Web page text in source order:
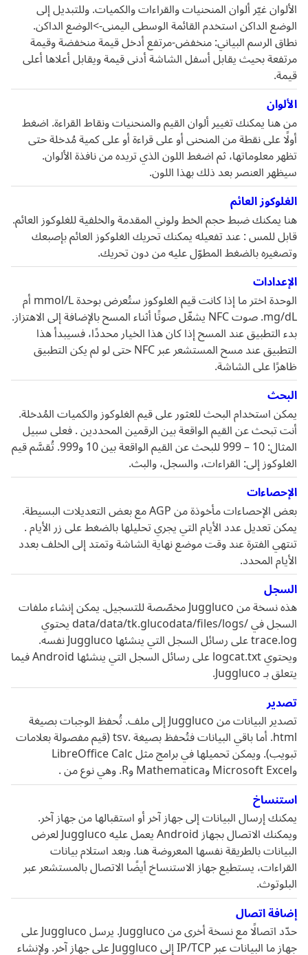
الألوان غيّر ألوان المنحنيات والقراءات والكميات. وللتبديل إلى
الوضع الداكن استخدم القائمة الوسطى اليمنى->الوضع الداكن.
نطاق الرسم البياني: منخفض-مرتفع أدخل قيمة منخفضة وقيمة
مرتفعة بحيث يقابل أسفل الشاشة أدنى قيمة ويقابل أعلاها أعلى
قيمة.
الألوان
من هنا يمكنك تغيير ألوان القيم والمنحنيات ونقاط القراءة. اضغط
أولًا على نقطة من المنحنى أو على قراءة أو على كمية مُدخلة حتى
تظهر معلوماتها، ثم اضغط اللون الذي تريده من نافذة الألوان.
سيظهر العنصر بعد ذلك بهذا اللون.
الغلوكوز العائم
هنا يمكنك ضبط حجم الخط ولوني المقدمة والخلفية للغلوكوز العائم.
قابل للمس : عند تفعيله يمكنك تحريك الغلوكوز العائم بإصبعك
وتصغيره بالضغط المطوّل عليه من دون تحريك.
الإعدادات
الوحدة اختر ما إذا كانت قيم الغلوكوز ستُعرض بوحدة mmol/L أم
mg/dL. صوت NFC يشغّل صوتًا أثناء المسح بالإضافة إلى الاهتزاز.
بدء التطبيق عند المسح إذا كان هذا الخيار محددًا، فسيبدأ هذا
التطبيق عند مسح المستشعر عبر NFC حتى لو لم يكن التطبيق
ظاهرًا على الشاشة.
البحث
يمكن استخدام البحث للعثور على قيم الغلوكوز والكميات المُدخلة.
أنت تبحث عن القيم الواقعة بين الرقمين المحددين . فعلى سبيل
المثال: 10 – 999 للبحث عن القيم الواقعة بين 10 و999. تُقسَّم قيم
الغلوكوز إلى: القراءات، والسجل، والبث.
الإحصاءات
بعض الإحصاءات مأخوذة من AGP مع بعض التعديلات البسيطة.
يمكن تعديل عدد الأيام التي يجري تحليلها بالضغط على زر الأيام .
تنتهي الفترة عند وقت موضع نهاية الشاشة وتمتد إلى الخلف بعدد
الأيام المحدد.
السجل
هذه نسخة من Juggluco مخصّصة للتسجيل. يمكن إنشاء ملفات
السجل في /data/data/tk.glucodata/files/logs يحتوي
trace.log على رسائل السجل التي ينشئها Juggluco نفسه.
ويحتوي logcat.txt على رسائل السجل التي ينشئها Android فيما
يتعلق بـ Juggluco.
تصدير
تصدير البيانات من Juggluco إلى ملف. تُحفظ الوجبات بصيغة
html. أما باقي البيانات فتُحفظ بصيغة .tsv ‏(قيم مفصولة بعلامات
تبويب). ويمكن تحميلها في برامج مثل LibreOffice Calc
وMicrosoft Excel وMathematica وR. وهي نوع من .
استنساخ
يمكنك إرسال البيانات إلى جهاز آخر أو استقبالها من جهاز آخر.
ويمكنك الاتصال بجهاز Android يعمل عليه Juggluco لعرض
البيانات بالطريقة نفسها المعروضة هنا. وبعد استلام بيانات
القراءات، يستطيع جهاز الاستنساخ أيضًا الاتصال بالمستشعر عبر
البلوتوث.
إضافة اتصال
حدّد اتصالًا مع نسخة أخرى من Juggluco. يرسل Juggluco على
جهاز ما البيانات عبر IP/TCP إلى Juggluco على جهاز آخر. ولإنشاء